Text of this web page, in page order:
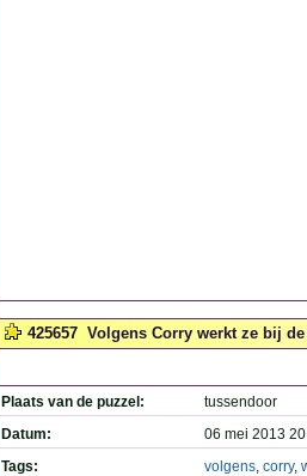
425657 Volgens Corry werkt ze bij
Plaats van de puzzel:
tussendoor
Datum:
06 mei 2013
Tags:
volgens, corry,